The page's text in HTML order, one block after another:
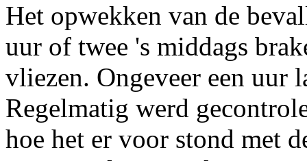
Het opwekken van de
uur of twee 's middags
vliezen. Ongeveer een uur
Regelmatig werd
hoe het er voor stond met